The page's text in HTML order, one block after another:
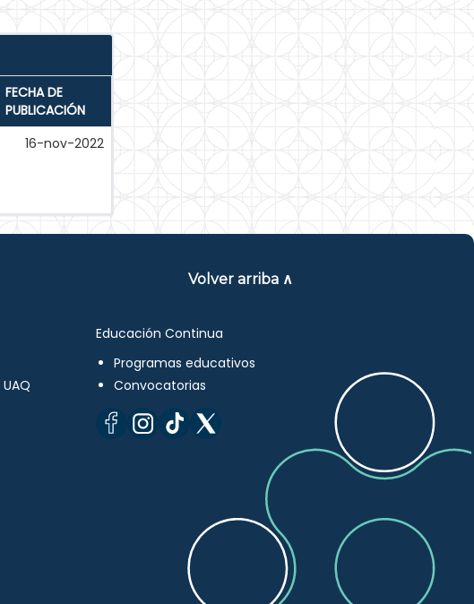
FECHA DE
PUBLICACIÓN
16-nov-2022
Volver arriba ∧
Educación Continua
Programas educativos
Convocatorias